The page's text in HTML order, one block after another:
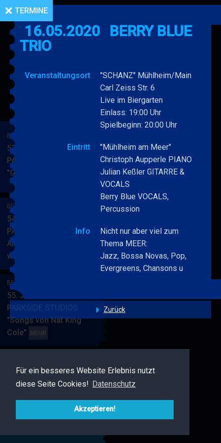
Für ein besseres Website Erlebnis nutzt
diese Seite Cookies! Datenschutz
Akzeptieren!
BERRY BLUE & BAND
53. JAZZ Matinee in den
PARKSIDE STUDIOS
"Gypsy Jazz"
BERRY BLUE & BAND
54. JAZZ Matinee in den
PARKSIDE STUDIOS
American Songbook
wunderbare Musik
BERRY
BLUE
BERRY BLUE & BAND
55. JAZZ Matinee in den
PARKSIDE STUDIOS
"Songs von Nat King
Cole"
MEHR
BAND
BERRY BLUE & FRIENDS
Live Jazz im MAMPF
&
TERMINE
16.05.2020
BERRY BLUE
TRIO
Veranstaltungsort
"SCHANZ" Mühlheim/Main
Carl Zeiss Str. 6
Live im Biergarten
Einlass: 19:00 Uhr
Spielbeginn: 20:00 Uhr
Eintritt
"Mühlheim am Meer"
Christoph Aupperle PIANO
Julian Keßler GITARRE &
VOCALS
Berry Blue VOCALS,
Percussion
Info
Nicht nur aber viel zum
Thema MEER:
Jazz, Bossa Novas, Pop,
Evergreens, Chansons u
Zurück